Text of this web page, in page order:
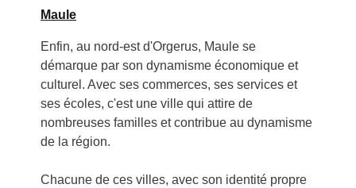
Maule
Enfin, au nord-est d'Orgerus, Maule se
démarque par son dynamisme économique et
culturel. Avec ses commerces, ses services et
ses écoles, c'est une ville qui attire de
nombreuses familles et contribue au dynamisme
de la région.
Chacune de ces villes, avec son identité propre